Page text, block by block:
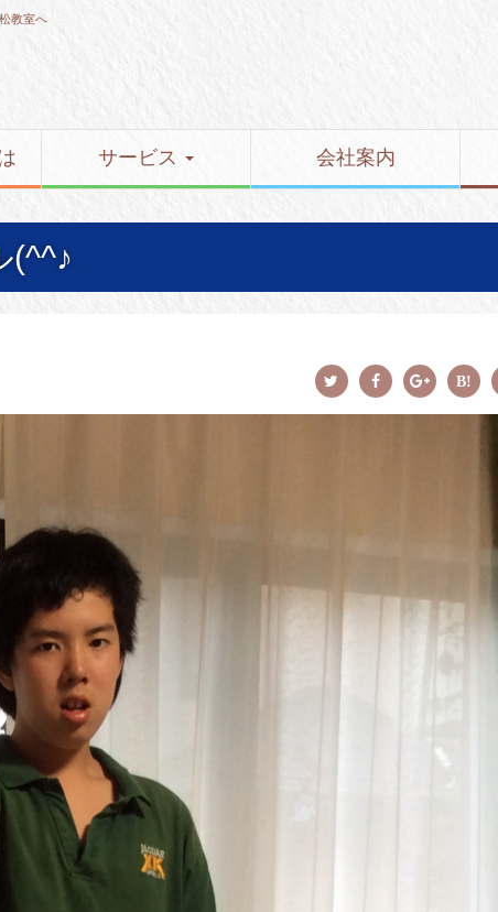
教室へ
サービス 会社案内
(^^♪